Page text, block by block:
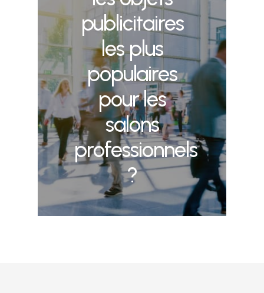
publicitaires
les plus
populaires
pour les
salons
professionnels
?